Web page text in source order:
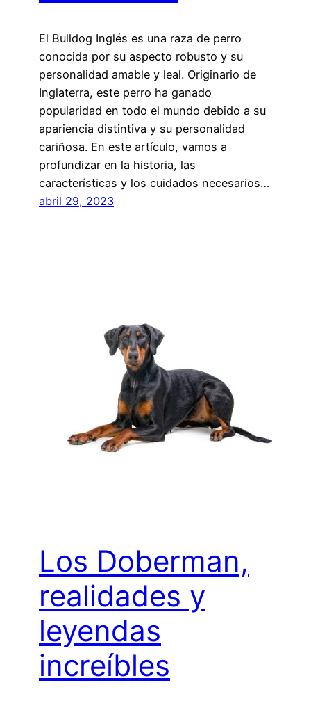
El Bulldog Inglés es una raza de perro
conocida por su aspecto robusto y su
personalidad amable y leal. Originario de
Inglaterra, este perro ha ganado
popularidad en todo el mundo debido a su
apariencia distintiva y su personalidad
cariñosa. En este artículo, vamos a
profundizar en la historia, las
características y los cuidados necesarios…
abril 29, 2023
Los Doberman,
realidades y
leyendas
increíbles